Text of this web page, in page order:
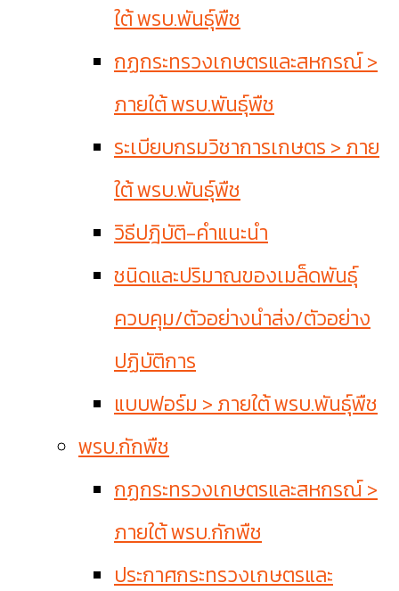
ใต้ พรบ.พันธุ์พืช
กฏกระทรวงเกษตรและสหกรณ์ >
ภายใต้ พรบ.พันธุ์พืช
ระเบียบกรมวิชาการเกษตร > ภาย
ใต้ พรบ.พันธุ์พืช
วิธีปฎิบัติ-คำแนะนำ
ชนิดและปริมาณของเมล็ดพันธุ์
ควบคุม/ตัวอย่างนำส่ง/ตัวอย่าง
ปฏิบัติการ
แบบฟอร์ม > ภายใต้ พรบ.พันธุ์พืช
พรบ.กักพืช
กฏกระทรวงเกษตรและสหกรณ์ >
ภายใต้ พรบ.กักพืช
ประกาศกระทรวงเกษตรและ